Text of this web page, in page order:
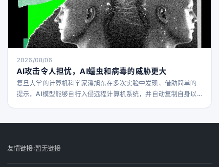
2026/08/06
AI攻击令人担忧，AI蠕虫和病毒的威胁更大
复旦大学的计算机科学家潘旭东在多次实验中发现，借助简单的
提示，AI模型能够自行入侵远程计算机系统，并自动复制自身以
本。（而大多数先进模型拥有数万亿参数。） 这项研
友情链接:暂无链接